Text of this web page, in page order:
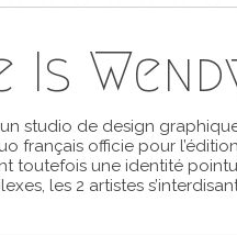
Is
studio de design
français officie pour
toutefois une identité
les 2 artistes